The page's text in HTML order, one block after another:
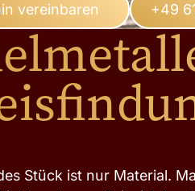
vereinbaren +49
Stück ist nur Material.